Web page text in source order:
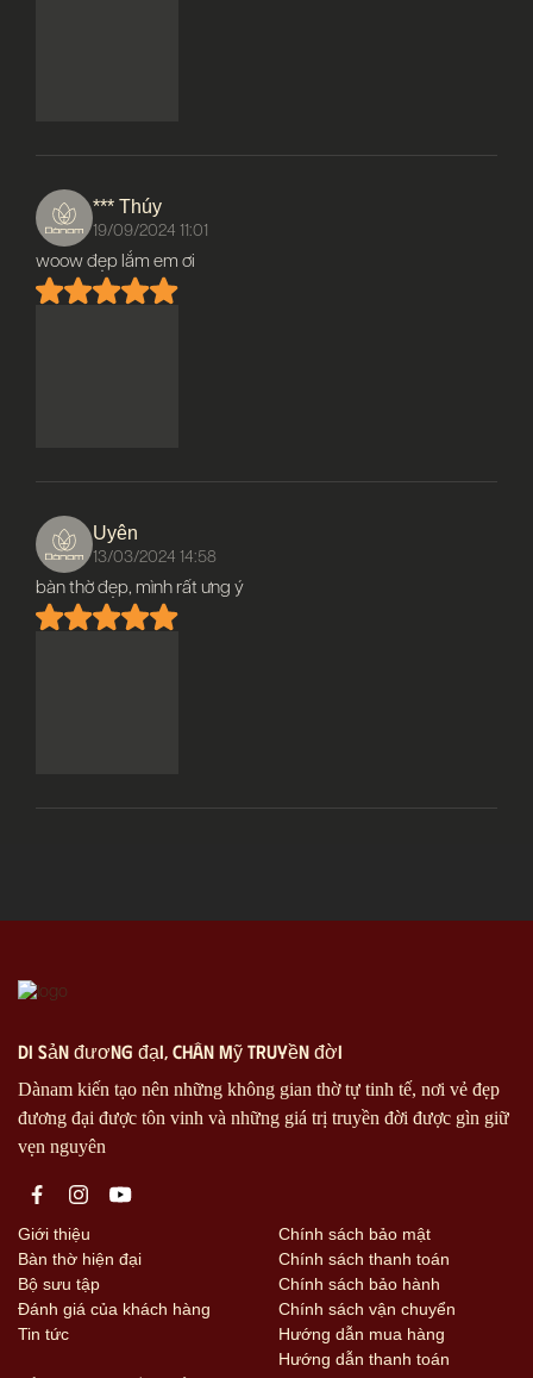
*** Thúy
19/09/2024 11:01
woow đẹp lắm em ơi
Uyên
13/03/2024 14:58
bàn thờ đẹp, mình rất ưng ý
di sản đương đại, chân mỹ truyền đời
Dànam kiến tạo nên những không gian thờ tự tinh tế, nơi vẻ đẹp
đương đại được tôn vinh và những giá trị truyền đời được gìn giữ
vẹn nguyên
Giới thiệu
Bàn thờ hiện đại
Bộ sưu tập
Đánh giá của khách hàng
Tin tức
Chính sách bảo mật
Chính sách thanh toán
Chính sách bảo hành
Chính sách vận chuyển
Hướng dẫn mua hàng
Hướng dẫn thanh toán